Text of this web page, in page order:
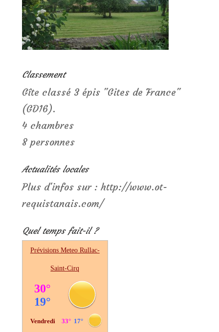
Classement
Gîte classé 3 épis "Gites de France"
(GD16).
4 chambres
8 personnes
Actualités locales
Plus d'infos sur : http://www.ot-
requistanais.com/
Quel temps fait-il ?
Prévisions MeteoRullac-
Saint-Cirq